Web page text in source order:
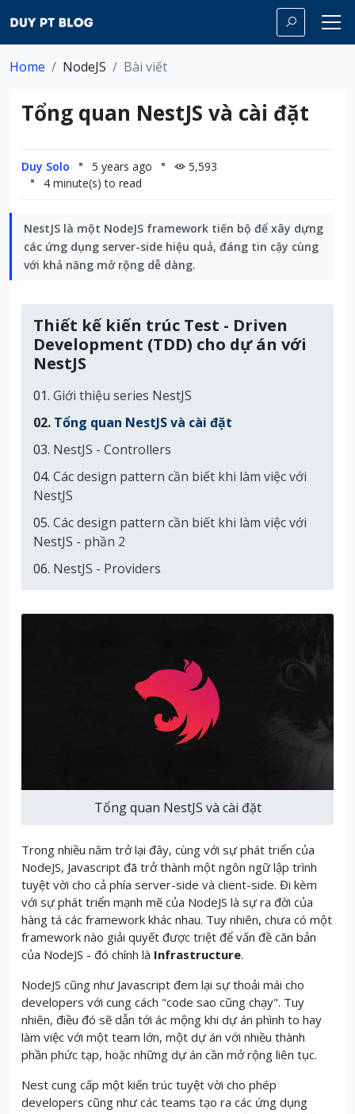
Home NodeJS Bài viết
Tổng quan NestJS và cài đặt
Duy Solo 5 years ago
5,593
4 minute(s) to read
NestJS là một NodeJS framework tiến bộ để xây dựng
các ứng dụng server-side hiệu quả, đáng tin cậy cùng
với khả năng mở rộng dễ dàng.
Thiết kế kiến trúc Test - Driven
Development (TDD) cho dự án với
NestJS
Giới thiệu series NestJS
Tổng quan NestJS và cài đặt
NestJS - Controllers
Các design pattern cần biết khi làm việc với
NestJS
Các design pattern cần biết khi làm việc với
NestJS - phần 2
NestJS - Providers
Tổng quan NestJS và cài đặt
Trong nhiều năm trở lại đây, cùng với sự phát triển của
NodeJS, Javascript đã trở thành một ngôn ngữ lập trình
tuyệt vời cho cả phía server-side và client-side. Đi kèm
với sự phát triển mạnh mẽ của NodeJS là sự ra đời của
hàng tá các framework khác nhau. Tuy nhiên, chưa có một
framework nào giải quyết được triệt để vấn đề căn bản
của NodeJS - đó chính là Infrastructure.
NodeJS cũng như Javascript đem lại sự thoải mái cho
developers với cung cách "code sao cũng chạy". Tuy
nhiên, điều đó sẽ dẫn tới ác mộng khi dự án phình to hay
làm việc với một team lớn, một dự án với nhiều thành
phần phức tạp, hoặc những dự án cần mở rộng liên tục.
Nest cung cấp một kiến ​​trúc tuyệt vời cho phép
developers cũng như các teams tạo ra các ứng dụng